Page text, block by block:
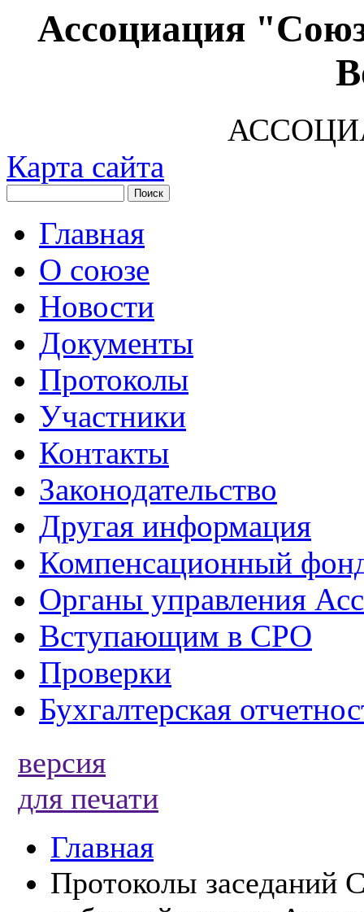
Ассоциация
Карта сайта
Главная
О союзе
Новости
Документы
Протоколы
Участники
Контакты
Законодательство
Другая информация
Компенсационный
Органы управления
Вступающим в СРО
Проверки
Бухгалтерская
версия
для печати
Главная
Протоколы заседаний